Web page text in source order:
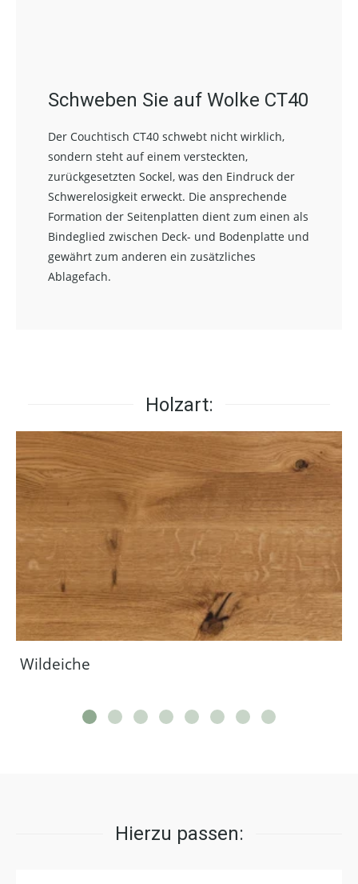
Schweben Sie auf Wolke CT40
Der Couchtisch CT40 schwebt nicht wirklich,
sondern steht auf einem versteckten,
zurückgesetzten Sockel, was den Eindruck der
Schwerelosigkeit erweckt. Die ansprechende
Formation der Seitenplatten dient zum einen als
Bindeglied zwischen Deck- und Bodenplatte und
gewährt zum anderen ein zusätzliches
Ablagefach.
Holzart:
Wildeiche
Hierzu passen: